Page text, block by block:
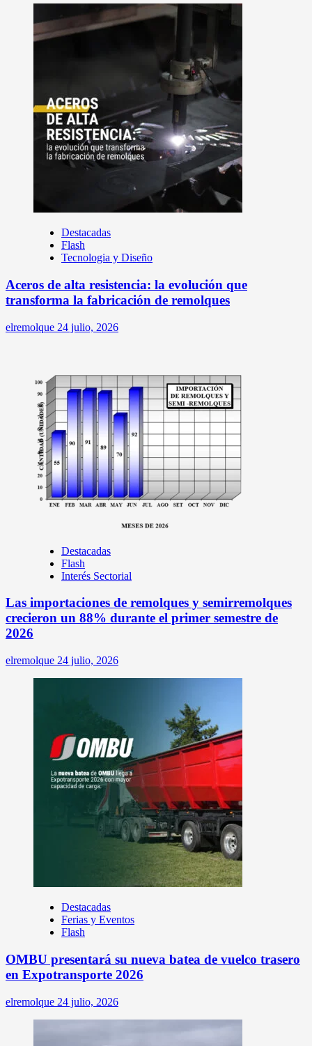
Destacadas
Flash
Tecnologia y Diseño
Aceros de alta resistencia: la evolución que
transforma la fabricación de remolques
elremolque 24 julio, 2026
Destacadas
Flash
Interés Sectorial
Las importaciones de remolques y semirremolques
crecieron un 88% durante el primer semestre de
2026
elremolque 24 julio, 2026
Destacadas
Ferias y Eventos
Flash
OMBU presentará su nueva batea de vuelco trasero
en Expotransporte 2026
elremolque 24 julio, 2026